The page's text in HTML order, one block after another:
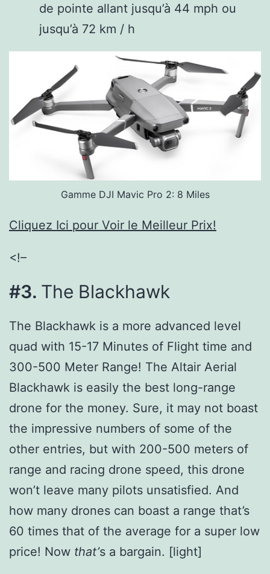
de pointe allant jusqu’à 44 mph ou
jusqu’à 72 km / h
Gamme DJI Mavic Pro 2: 8 Miles
Cliquez Ici pour Voir le Meilleur Prix!
<!–
#3. The Blackhawk
The Blackhawk is a more advanced level
quad with 15-17 Minutes of Flight time and
300-500 Meter Range! The Altair Aerial
Blackhawk is easily the best long-range
drone for the money. Sure, it may not boast
the impressive numbers of some of the
other entries, but with 200-500 meters of
range and racing drone speed, this drone
won’t leave many pilots unsatisfied. And
how many drones can boast a range that’s
60 times that of the average for a super low
price! Now that’s a bargain. [light]